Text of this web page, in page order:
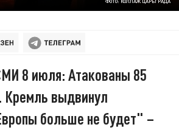
ФОТО: КОЛЛАЖ ЦАРЬГРАДА
8 июля: Атакованы 85
выдвинул
больше не будет" –